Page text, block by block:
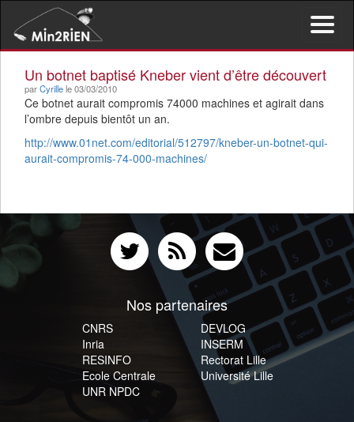
Activer/
le
de
Un botnet baptisé Kneber vient d’être découvert
parCyrillele 03/03/2010
Ce botnet aurait compromis 74000 machines et agirait dans
l’ombre depuis bientôt un an.
http://www.01net.com/editorial/512797/kneber-un-botnet-qui-
aurait-compromis-74-000-machines/
Nos partenaires
CNRS
DEVLOG
Inria
INSERM
RESINFO
Rectorat Lille
Ecole Centrale
Université Lille
UNR NPDC